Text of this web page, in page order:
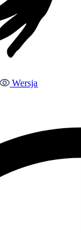
Wersja